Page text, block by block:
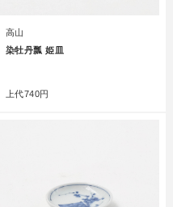
高山
染牡丹瓢 姫皿
上代740円